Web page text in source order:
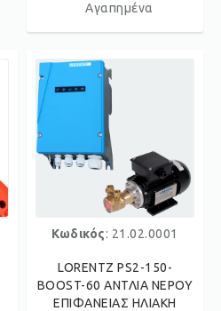
Αγαπημένα
Κωδικός: 21.02.0001
LORENTZ PS2-150-
BOOST-60 ΑΝΤΛΙΑ ΝΕΡΟΥ
ΕΠΙΦΑΝΕΙΑΣ ΗΛΙΑΚΗ